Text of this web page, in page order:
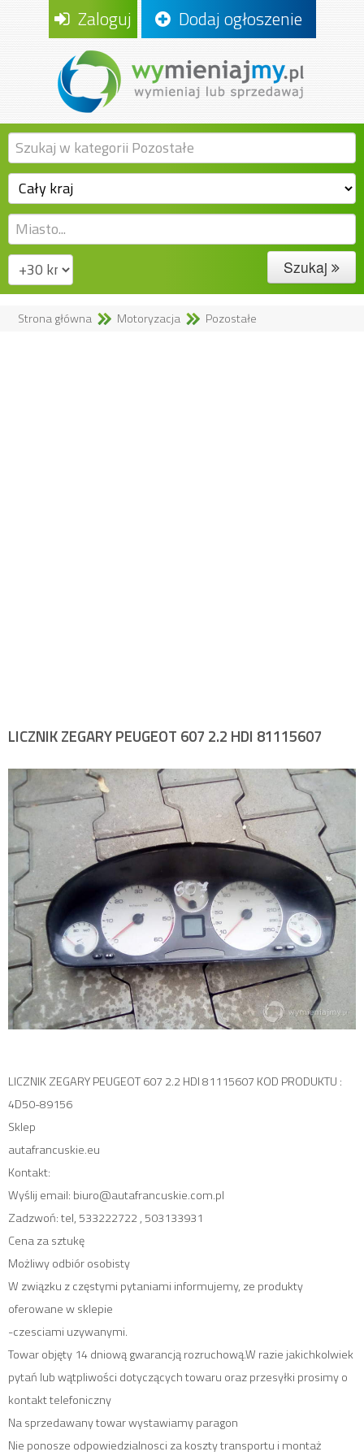
Zaloguj Dodaj ogłoszenie
Szukaj
Strona główna Motoryzacja Pozostałe
LICZNIK ZEGARY PEUGEOT 607 2.2 HDI 81115607
LICZNIK ZEGARY PEUGEOT 607 2.2 HDI 81115607 KOD PRODUKTU :
4D50-89156
Sklep
autafrancuskie.eu
Kontakt:
Wyślij email: biuro@autafrancuskie.com.pl
Zadzwoń: tel, 533222722 , 503133931
Cena za sztukę
Możliwy odbiór osobisty
W związku z częstymi pytaniami informujemy, ze produkty
oferowane w sklepie
-czesciami uzywanymi.
Towar objęty 14 dniową gwarancją rozruchową.W razie jakichkolwiek
pytań lub wątpliwości dotyczących towaru oraz przesyłki prosimy o
kontakt telefoniczny
Na sprzedawany towar wystawiamy paragon
Nie ponosze odpowiedzialnosci za koszty transportu i montaż